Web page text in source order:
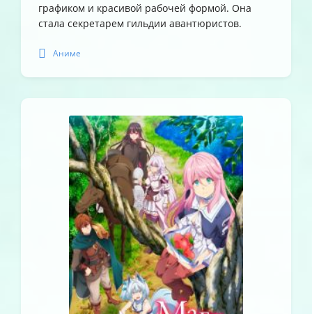
графиком и красивой рабочей формой. Она
стала секретарем гильдии авантюристов.
Аниме